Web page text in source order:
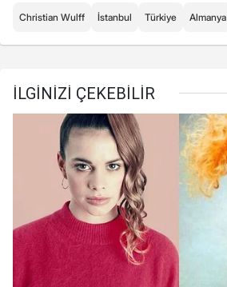
Christian Wulff İstanbul Türkiye Almanya